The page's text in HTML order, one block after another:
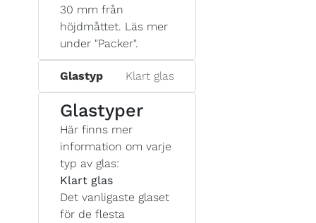
30 mm från
höjdmåttet. Läs mer
under "Packer".
Glastyp Klart glas
Glastyper
Här finns mer
information om varje
typ av glas:
Klart glas
Det vanligaste glaset
för de flesta